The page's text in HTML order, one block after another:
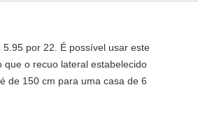
por 22. É possível usar este
que o recuo lateral estabelecido
de 150 cm para uma casa de 6